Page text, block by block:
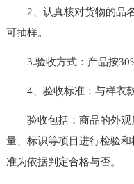
2、认真核对货物的品名
可抽样。
3.验收方式：产品按30%
4、验收标准：与样衣
验收包括：商品的外观
量、标识等项目进行检验
准为依据判定合格与否。